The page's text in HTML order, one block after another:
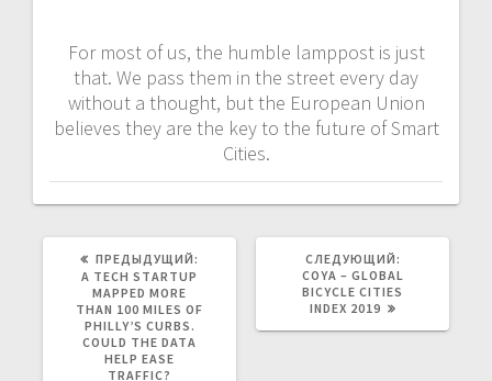
For most of us, the humble lamppost is just
that. We pass them in the street every day
without a thought, but the European Union
believes they are the key to the future of Smart
Cities.
ПРЕДЫДУЩИЙ:
A TECH STARTUP
MAPPED MORE
THAN 100 MILES OF
PHILLY’S CURBS.
COULD THE DATA
HELP EASE
TRAFFIC?
СЛЕДУЮЩИЙ:
COYA – GLOBAL
BICYCLE CITIES
INDEX 2019